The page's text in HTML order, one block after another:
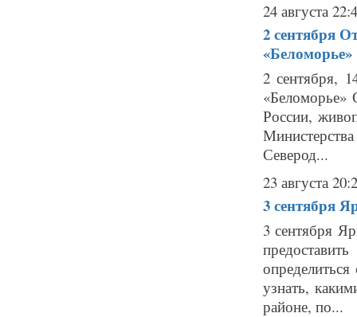
24 августа
2 сентября
«Беломорье»
2 сентября,
России,
Северод...
23 августа
3 сентября
3 сентября
узнать,
районе, по...